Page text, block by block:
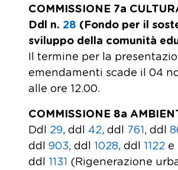
COMMISSIONE 7a
Ddl n. 28 (Fondo per il
sviluppo della comunità
Il termine per la
emendamenti scade il 04
alle ore 12.00.
COMMISSIONE 8a
Ddl 29, ddl 42, ddl 761, ddl
ddl 903, ddl 1028, ddl 1122 e
ddl 1131 (Rigenerazione